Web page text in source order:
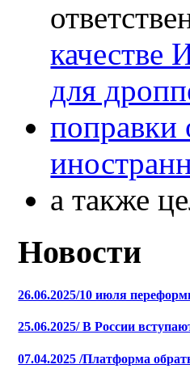
качестве
для
поправки
а также
Новости
26.06.2025/10 июля
25.06.2025/ В России
07.04.2025 /Платформа